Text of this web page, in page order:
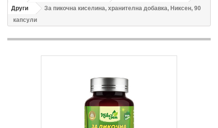
Други
За пикочна киселина, хранителна добавка, Никсен, 90
капсули